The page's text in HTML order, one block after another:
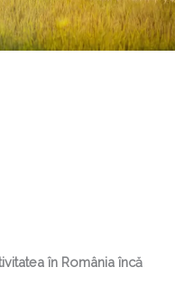
în România încă